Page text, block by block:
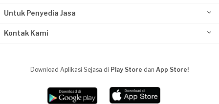
Untuk Penyedia Jasa
Kontak Kami
Download Aplikasi Sejasa di Play Store dan App Store!